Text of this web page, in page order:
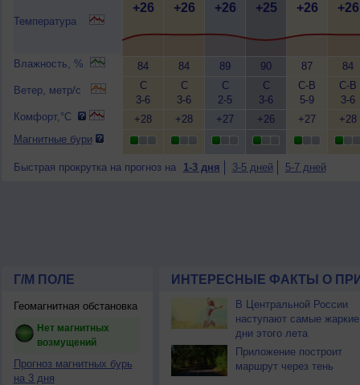
Температура
Влажность, %
Ветер, метр/с
Комфорт,°C
Магнитные бури
+26
84
С
3-6
+28
+26
84
С
3-6
+28
+26
89
С
2-5
+27
+25
90
С
3-6
+26
+26
87
С-В
5-9
+27
+26
84
С-В
3-6
+28
Быстрая прокрутка на прогноз на 1-3 дня 3-5 дней 5-7 дней
Г/М ПОЛЕ
Геомагнитная обстановка
Нет магнитных
возмущений
Прогноз магнитных бурь
на 3 дня
ИНТЕРЕСНЫЕ ФАКТЫ О
В Центральной России
наступают самые жаркие
дни этого лета
Приложение построит
маршрут через тень